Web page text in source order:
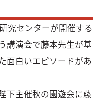
究センターが開催する
講演会で藤本先生が基
面白いエピソードがあ
下主催秋の園遊会に藤